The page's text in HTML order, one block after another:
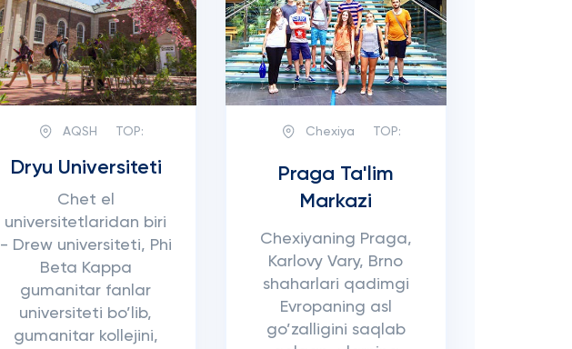
AQSH TOP:
Dryu Universiteti
Chet el
universitetlaridan biri
- Drew universiteti, Phi
Beta Kappa
gumanitar fanlar
universiteti bo’lib,
gumanitar kollejini,
Chexiya TOP:
Praga Ta'lim
Markazi
Chexiyaning Praga,
Karlovy Vary, Brno
shaharlari qadimgi
Evropaning asl
go’zalligini saqlab